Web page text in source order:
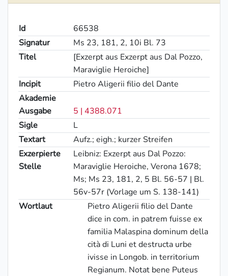
Id
66538
Signatur
Ms 23, 181, 2, 10i Bl. 73
Titel
[Exzerpt aus Exzerpt aus Dal Pozzo,
Maraviglie Heroiche]
Incipit
Pietro Aligerii filio del Dante
Akademie
Ausgabe
5 | 4388.071
Sigle
L
Textart
Aufz.; eigh.; kurzer Streifen
Exzerpierte
Stelle
Leibniz: Exzerpt aus Dal Pozzo:
Maraviglie Heroiche, Verona 1678;
Ms; Ms 23, 181, 2, 5 Bl. 56-57 | Bl.
56v-57r (Vorlage um S. 138-141)
Wortlaut
PietroAligerii filio del Dante
dice in com. in patrem fuisse ex
familia Malaspina dominum della
cità di Luni et destructa urbe
ivisse in Longob. in territorium
Regianum. Notat bene Puteus